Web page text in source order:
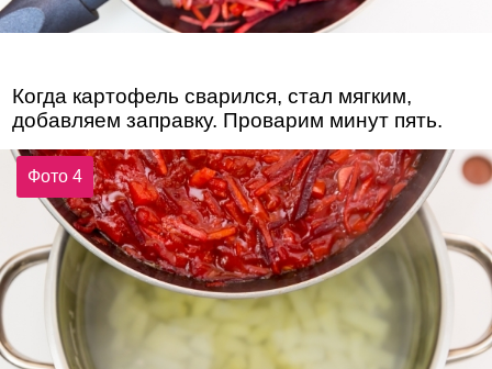
Когда картофель сварился, стал мягким,
добавляем заправку. Проварим минут пять.
Фото 4